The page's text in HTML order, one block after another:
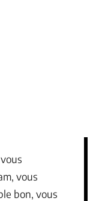
vous
bon, vous